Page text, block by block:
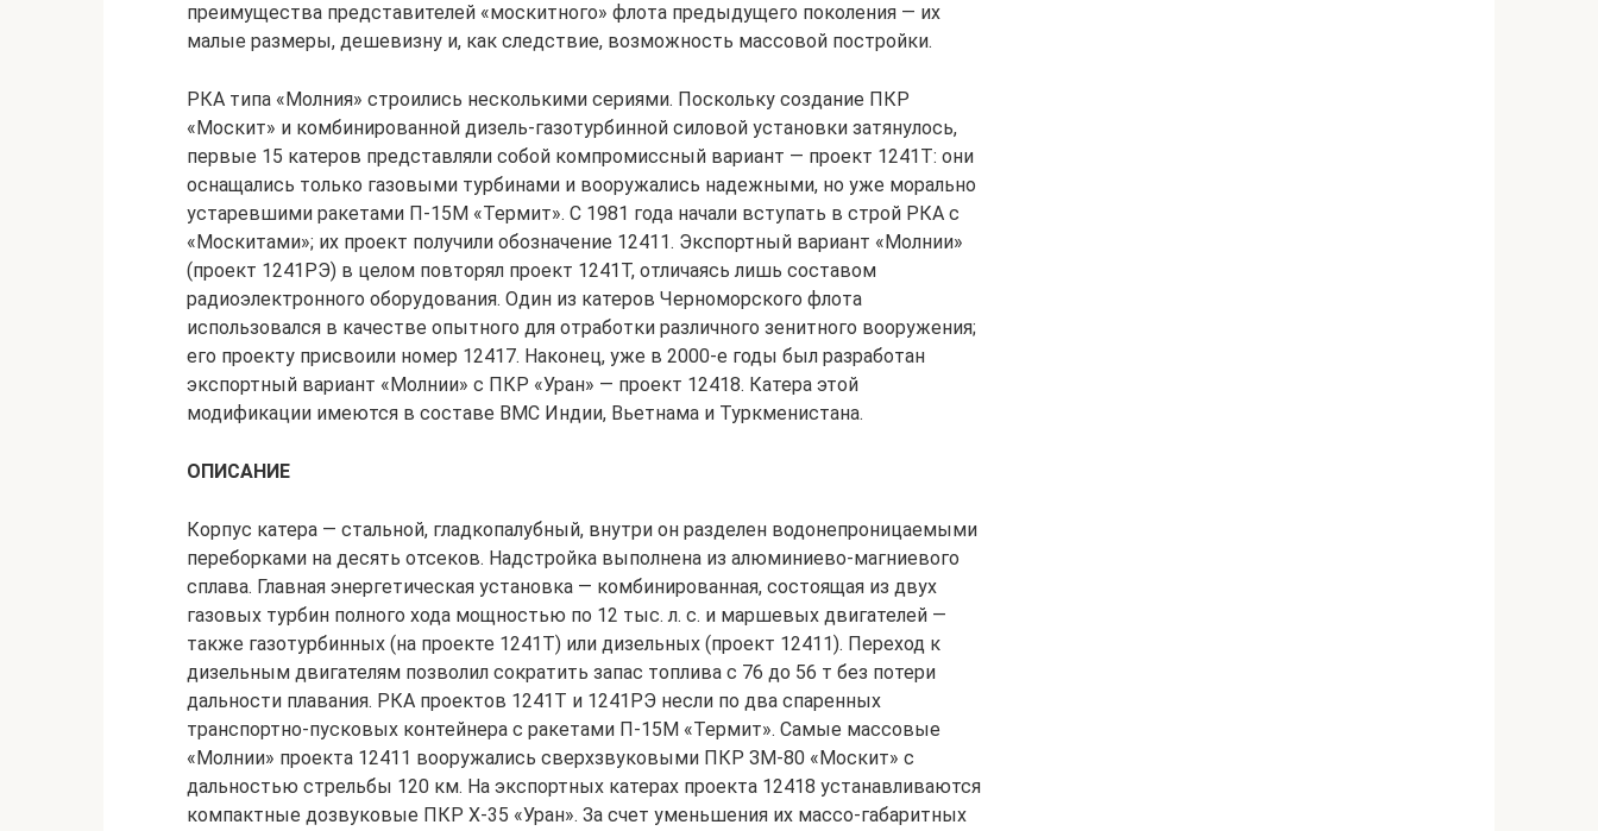
преимущества представителей «москитного» флота предыдущего поколения — их
малые размеры, дешевизну и, как следствие, возможность массовой постройки.
РКА типа «Молния» строились несколькими сериями. Поскольку создание ПКР
«Москит» и комбинированной дизель-газотурбинной силовой установки затянулось,
первые 15 катеров представляли собой компромиссный вариант — проект 1241Т: они
оснащались только газовыми турбинами и вооружались надежными, но уже морально
устаревшими ракетами П-15М «Термит». С 1981 года начали вступать в строй РКА с
«Москитами»; их проект получили обозначение 12411. Экспортный вариант «Молнии»
(проект 1241РЭ) в целом повторял проект 1241Т, отличаясь лишь составом
радиоэлектронного оборудования. Один из катеров Черноморского флота
использовался в качестве опытного для отработки различного зенитного вооружения;
его проекту присвоили номер 12417. Наконец, уже в 2000-е годы был разработан
экспортный вариант «Молнии» с ПКР «Уран» — проект 12418. Катера этой
модификации имеются в составе ВМС Индии, Вьетнама и Туркменистана.
ОПИСАНИЕ
Корпус катера — стальной, гладкопалубный, внутри он разделен водонепроницаемыми
переборками на десять отсеков. Надстройка выполнена из алюминиево-магниевого
сплава. Главная энергетическая установка — комбинированная, состоящая из двух
газовых турбин полного хода мощностью по 12 тыс. л. с. и маршевых двигателей —
также газотурбинных (на проекте 1241Т) или дизельных (проект 12411). Переход к
дизельным двигателям позволил сократить запас топлива с 76 до 56 т без потери
дальности плавания. РКА проектов 1241Т и 1241РЭ несли по два спаренных
транспортно-пусковых контейнера с ракетами П-15М «Термит». Самые массовые
«Молнии» проекта 12411 вооружались сверхзвуковыми ПКР ЗМ-80 «Москит» с
дальностью стрельбы 120 км. На экспортных катерах проекта 12418 устанавливаются
компактные дозвуковые ПКР Х-35 «Уран». За счет уменьшения их массо-габаритных